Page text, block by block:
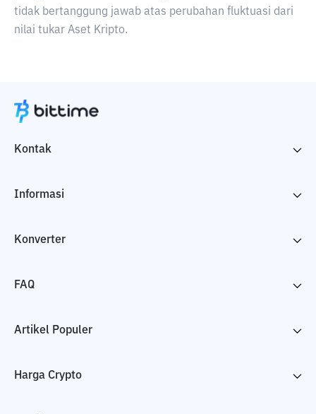
tidak bertanggung jawab atas perubahan fluktuasi dari
nilai tukar Aset Kripto.
Kontak
Informasi
Konverter
FAQ
Artikel Populer
Harga Crypto